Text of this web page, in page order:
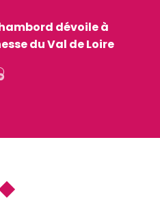
dévoile à
du Val de Loire
aux